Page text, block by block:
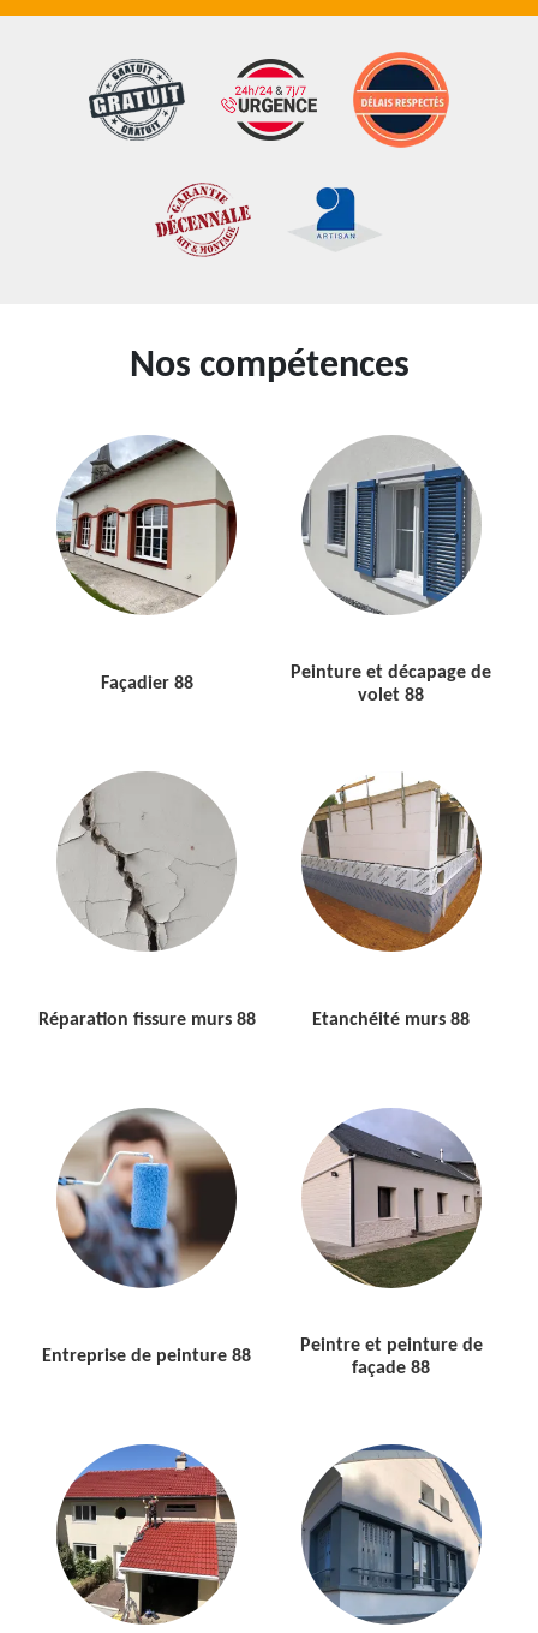
Nos compétences
Façadier 88
Peinture et décapage de
volet 88
Réparation fissure murs 88 Etanchéité murs 88
Entreprise de peinture 88
Peintre et peinture de
façade 88